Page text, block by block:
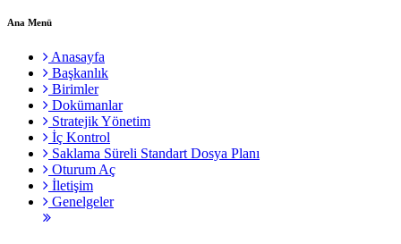
Ana Menü
Anasayfa
Başkanlık
Birimler
Dokümanlar
Stratejik Yönetim
İç Kontrol
Saklama Süreli Standart Dosya Planı
Oturum Aç
İletişim
Genelgeler